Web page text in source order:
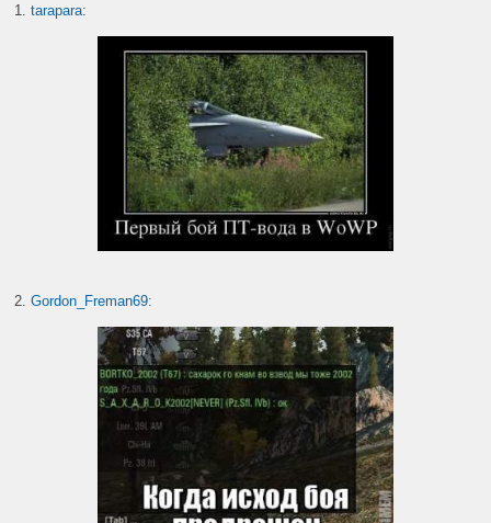
1.tarapara:
2.Gordon_Freman69: